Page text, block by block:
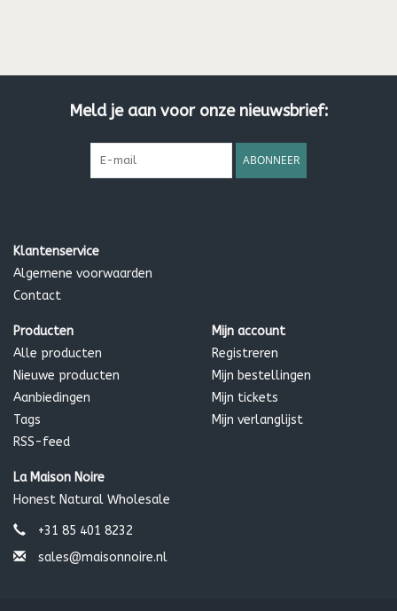
Meld je aan voor onze nieuwsbrief:
ABONNEER
Klantenservice
Algemene voorwaarden
Contact
Producten
Alle producten
Nieuwe producten
Aanbiedingen
Tags
RSS-feed
Mijn account
Registreren
Mijn bestellingen
Mijn tickets
Mijn verlanglijst
La Maison Noire
Honest Natural Wholesale
+31 85 401 8232
sales@maisonnoire.nl